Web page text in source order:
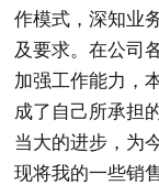
作模式，深知业
及要求。在公司
加强工作能力，
成了自己所承担
当大的进步，为
现将我的一些销